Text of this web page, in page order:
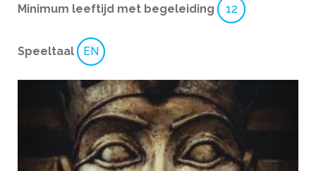
Minimum leeftijd met begeleiding 12
Speeltaal EN